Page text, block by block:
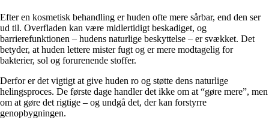
Efter en kosmetisk behandling er huden ofte mere sårbar, end den ser
ud til. Overfladen kan være midlertidigt beskadiget, og
barrierefunktionen – hudens naturlige beskyttelse – er svækket. Det
betyder, at huden lettere mister fugt og er mere modtagelig for
bakterier, sol og forurenende stoffer.
Derfor er det vigtigt at give huden ro og støtte dens naturlige
helingsproces. De første dage handler det ikke om at “gøre mere”, men
om at gøre det rigtige – og undgå det, der kan forstyrre
genopbygningen.